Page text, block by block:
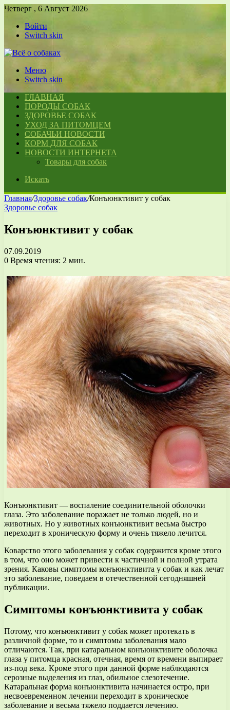
Четверг , 6 Август 2026
Войти
Switch skin
Меню
Switch skin
ГЛАВНАЯ
ПОРОДЫ СОБАК
ЗДОРОВЬЕ СОБАК
УХОД ЗА ПИТОМЦЕМ
СОБАЧЬИ НОВОСТИ
КОРМ ДЛЯ СОБАК
НОВОСТИ ИНТЕРНЕТА
Товары для собак
Искать
Главная/Здоровье собак/Конъюнктивит у собак
Здоровье собак
Конъюнктивит у собак
07.09.2019
0 Время чтения: 2 мин.
Конъюнктивит — воспаление соединительной оболочки
глаза. Это заболевание поражает не только людей, но и
животных. Но у животных конъюнктивит весьма быстро
переходит в хроническую форму и очень тяжело лечится.
Коварство этого заболевания у собак содержится кроме этого
в том, что оно может привести к частичной и полной утрата
зрения. Каковы симптомы конъюнктивита у собак и как лечат
это заболевание, поведаем в отечественной сегодняшней
публикации.
Симптомы конъюнктивита у собак
Потому, что конъюнктивит у собак может протекать в
различной форме, то и симптомы заболевания мало
отличаются. Так, при катаральном конъюнктивите оболочка
глаза у питомца красная, отечная, время от времени выпирает
из-под века. Кроме этого при данной форме наблюдаются
серозные выделения из глаз, обильное слезотечение.
Катаральная форма конъюнктивита начинается остро, при
несвоевременном лечении переходит в хроническое
заболевание и весьма тяжело поддается лечению.